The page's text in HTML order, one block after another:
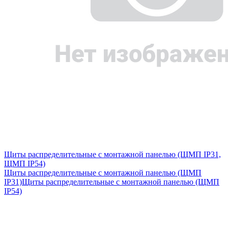
Щиты распределительные с монтажной панелью (ЩМП IP31,
ЩМП IP54)
Щиты распределительные с монтажной панелью (ЩМП
IP31)Щиты распределительные с монтажной панелью (ЩМП
IP54)